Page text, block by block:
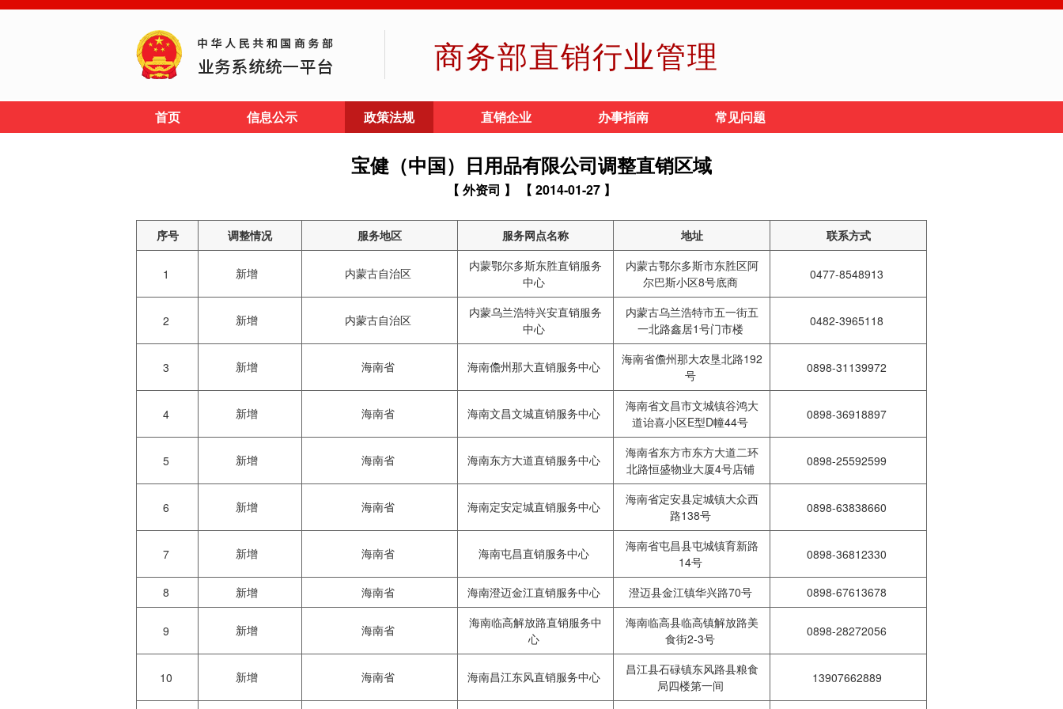
商务部直销行业管理
首页 信息公示 政策法规 直销企业 办事指南 常见问题
宝健（中国）日用品有限公司调整直销区域
【 外资司 】 【 2014-01-27 】
序号 调整情况 服务地区 服务网点名称 地址 联系方式
1 新增 内蒙古自治区
内蒙鄂尔多斯东胜直销服务
中心
内蒙古鄂尔多斯市东胜区阿
尔巴斯小区8号底商
0477-8548913
2 新增 内蒙古自治区
内蒙乌兰浩特兴安直销服务
中心
内蒙古乌兰浩特市五一街五
一北路鑫居1号门市楼
0482-3965118
3 新增 海南省 海南儋州那大直销服务中心
海南省儋州那大农垦北路192
号
0898-31139972
4 新增 海南省 海南文昌文城直销服务中心
海南省文昌市文城镇谷鸿大
道诒喜小区E型D幢44号
0898-36918897
5 新增 海南省 海南东方大道直销服务中心
海南省东方市东方大道二环
北路恒盛物业大厦4号店铺
0898-25592599
6 新增 海南省 海南定安定城直销服务中心
海南省定安县定城镇大众西
路138号
0898-63838660
7 新增 海南省 海南屯昌直销服务中心
海南省屯昌县屯城镇育新路
14号
0898-36812330
8 新增 海南省 海南澄迈金江直销服务中心 澄迈县金江镇华兴路70号 0898-67613678
9 新增 海南省
海南临高解放路直销服务中
心
海南临高县临高镇解放路美
食街2-3号
0898-28272056
10 新增 海南省 海南昌江东风直销服务中心
昌江县石碌镇东风路县粮食
局四楼第一间
13907662889